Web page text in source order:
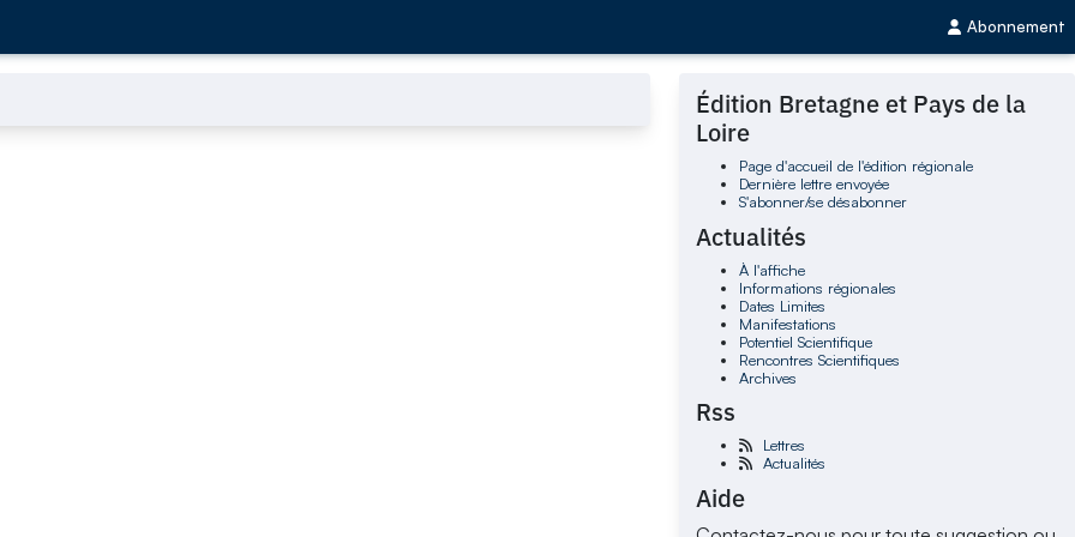
Abonnement
Édition Bretagne et Pays de la
Loire
Page d'accueil de l'édition régionale
Dernière lettre envoyée
S'abonner/se désabonner
Actualités
À l'affiche
Informations régionales
Dates Limites
Manifestations
Potentiel Scientifique
Rencontres Scientifiques
Archives
Rss
Lettres
Actualités
Aide